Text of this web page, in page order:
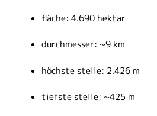
fläche: 4.690 hektar
durchmesser: ~9 km
höchste stelle: 2.426 m
tiefste stelle: ~425 m